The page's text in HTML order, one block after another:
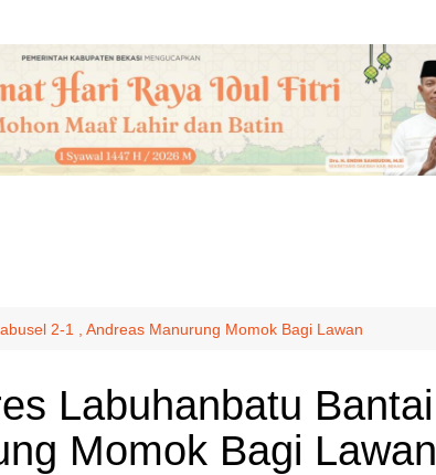
2-1 , Andreas Manurung Momok Bagi Lawan
Labuhanbatu Bantai
Momok Bagi Lawan